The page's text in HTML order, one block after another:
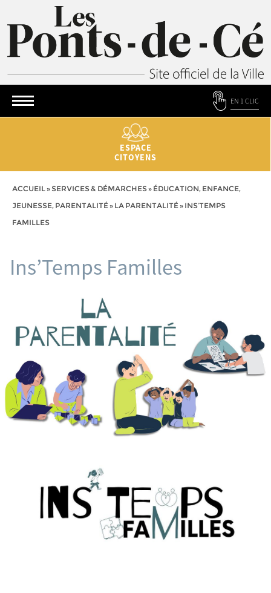
EN 1 CLIC
ESPACE
CITOYENS
ACCUEIL» SERVICES & DÉMARCHES» ÉDUCATION, ENFANCE,
JEUNESSE, PARENTALITÉ» LA PARENTALITÉ» INS’TEMPS
FAMILLES
Ins’Temps Familles